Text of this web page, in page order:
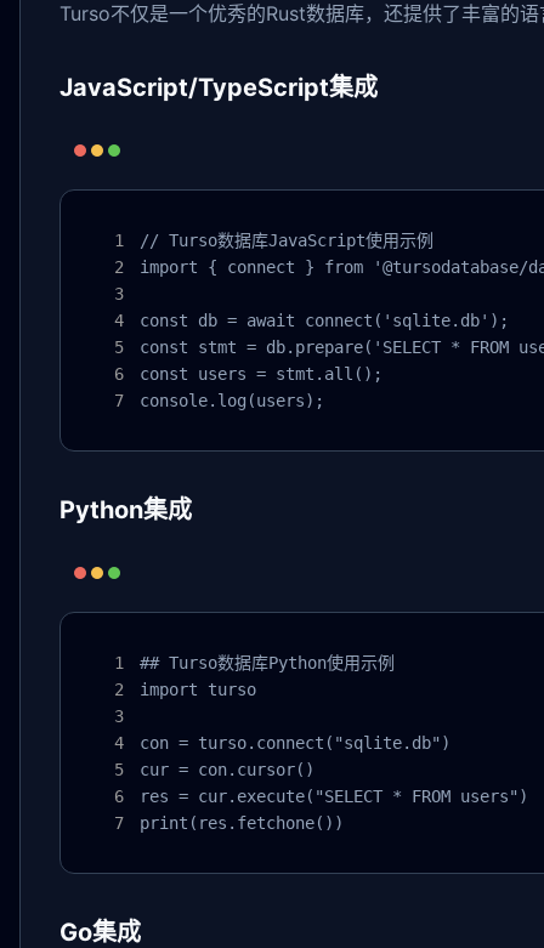
Turso不仅是一个优秀的Rust数据库，还提供了丰富的
JavaScript/TypeScript集成
// Turso数据库JavaScript使用示例
import { connect } from '@tursodatabase/
const db = await connect('sqlite.db');
const stmt = db.prepare('SELECT * FROM
const users = stmt.all();
console.log(users);
Python集成
## Turso数据库Python使用示例
import turso
con = turso.connect("sqlite.db")
cur = con.cursor()
res = cur.execute("SELECT * FROM users")
print(res.fetchone())
Go集成